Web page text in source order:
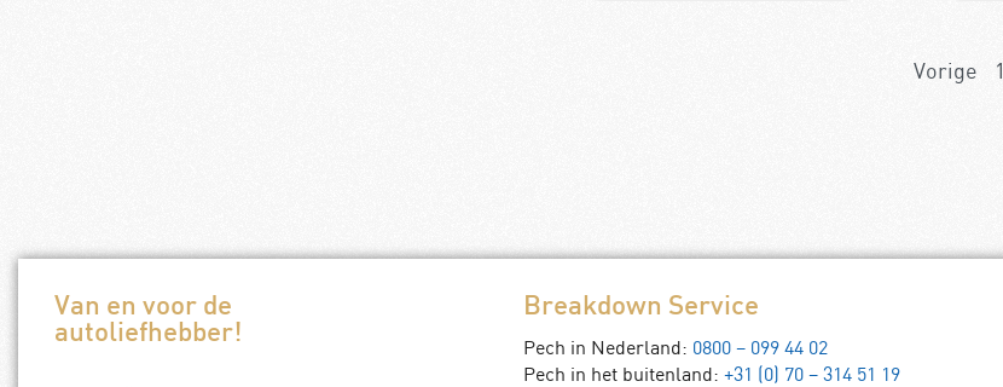
Vorige 1
Van en voor de
autoliefhebber!
Breakdown Service
Pech in Nederland: 0800 – 099 44 02
Pech in het buitenland: +31 (0) 70 – 314 51 19